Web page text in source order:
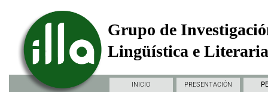
Grupo de
Lingüística e
INICIO PRESENTACIÓN